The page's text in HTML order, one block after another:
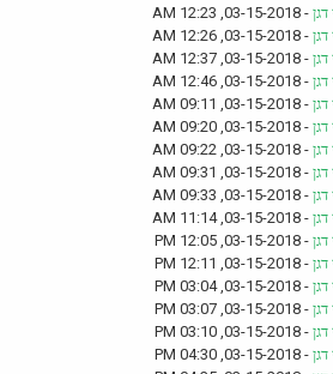
- 03-15-2018, 12:23 AM
- 03-15-2018, 12:26 AM
- 03-15-2018, 12:37 AM
- 03-15-2018, 12:46 AM
- 03-15-2018, 09:11 AM
- 03-15-2018, 09:20 AM
- 03-15-2018, 09:22 AM
- 03-15-2018, 09:31 AM
- 03-15-2018, 09:33 AM
- 03-15-2018, 11:14 AM
- 03-15-2018, 12:05 PM
- 03-15-2018, 12:11 PM
- 03-15-2018, 03:04 PM
- 03-15-2018, 03:07 PM
- 03-15-2018, 03:10 PM
- 03-15-2018, 04:30 PM